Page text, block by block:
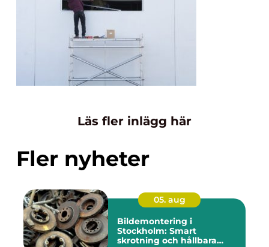
Läs fler inlägg här
Fler nyheter
05. aug
Bildemontering i
Stockholm: Smart
skrotning och hållbara